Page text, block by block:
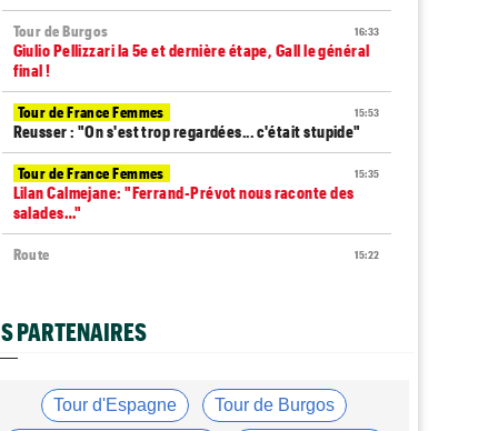
16:33
Tour de Burgos
Giulio Pellizzari la 5e et dernière étape, Gall le général
final !
15:53
Tour de France Femmes
Reusser : "On s'est trop regardées... c'était stupide"
15:35
Tour de France Femmes
Lilan Calmejane: "Ferrand-Prévot nous raconte des
salades…"
15:22
Route
Tour de France Femmes
La peloton du Tour Femmes... 21 abandons
Tour de France Femmes
Chaînes et Horaires… La diffusion TV de la 8e étape du
PARTENAIRES
Tour d'Espagne Tour de Burgos